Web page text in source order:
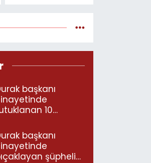
başkanı
10
dedi?
başkanı
şüpheli